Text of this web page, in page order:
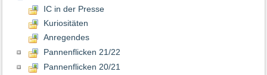
IC in der Presse
Kuriositäten
Anregendes
Pannenflicken 21/22
Pannenflicken 20/21